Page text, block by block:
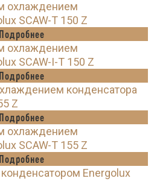
охлаждением
SCAW-T 150 Z
Подробнее
охлаждением
SCAW-I-T 150 Z
Подробнее
конденсатора
Z
Подробнее
охлаждением
SCAW-T 155 Z
Подробнее
Energolux